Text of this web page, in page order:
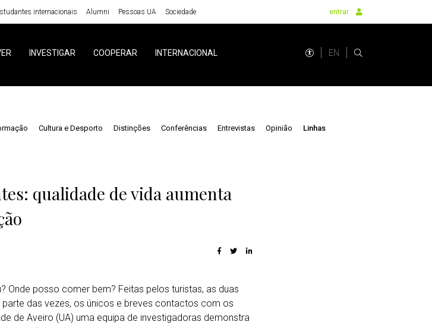
internacionais Alumni Pessoas UA Sociedade entrar
INVESTIGAR COOPERAR INTERNACIONAL EN
Cultura e Desporto Distinções Conferências Entrevistas Opinião Linhas
qualidade de vida aumenta
Onde posso comer bem? Feitas pelos turistas, as duas
das vezes, os únicos e breves contactos com os
de Aveiro (UA) uma equipa de investigadoras demonstra